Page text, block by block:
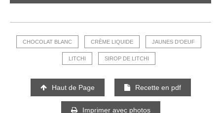
CHOCOLAT BLANC CRÈME LIQUIDE JAUNES D’OEUF
LITCHI SIROP DE LITCHI
Haut de Page Recette en pdf
Imprimer avec photos